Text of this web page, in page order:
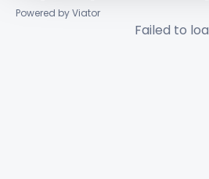
Powered by Viator
Failed to